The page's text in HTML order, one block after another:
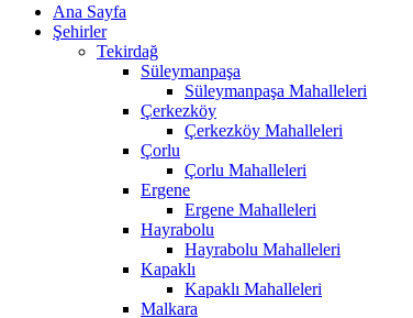
Ana Sayfa
Şehirler
Tekirdağ
Süleymanpaşa
Süleymanpaşa Mahalleleri
Çerkezköy
Çerkezköy Mahalleleri
Çorlu
Çorlu Mahalleleri
Ergene
Ergene Mahalleleri
Hayrabolu
Hayrabolu Mahalleleri
Kapaklı
Kapaklı Mahalleleri
Malkara